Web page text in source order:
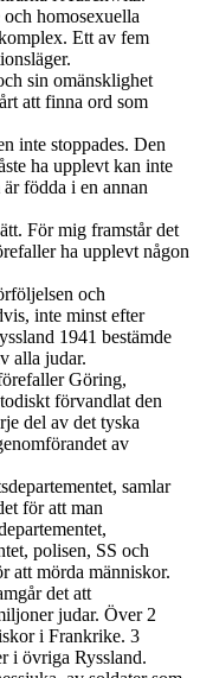
homosexuella
Ett av fem
sin omänsklighet
att finna ord som
inte stoppades. Den
ha upplevt kan inte
födda i en annan
För mig framstår det
ha upplevt någon
och
inte minst efter
1941 bestämde
alla judar.
Göring,
förvandlat den
del av det tyska
av
samlar
för att man
polisen, SS och
att mörda människor.
det att
judar. Över 2
i Frankrike. 3
i övriga Ryssland.